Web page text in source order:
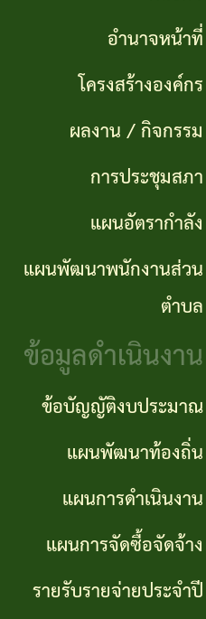
รายงาน
จัดซื้อ
จัดจ้าง
ข่าว
จัด
ซื้อ
จ้าง
ภาค
รัฐ
(e-
GP)
คู่มือ
การ
แผนการ
ดำเนิน
งาน
แผนการ
จัดซื้อ
ราย
จ่าย
ประจำ
ปี
รายงาน
ผลการ
ดำเนิน
กิจ
หน้าที่
โครงสร้าง
องค์กร
/
กิจกรรม
การ
ประชุม
สภา
แผน
อำนาจหน้าที่
โครงสร้างองค์กร
ผลงาน / กิจกรรม
การประชุมสภา
แผนอัตรากำลัง
แผนพัฒนาพนักงานส่วน
ตำบล
ข้อมูลดำเนินงาน
ข้อบัญญัติงบประมาณ
แผนพัฒนาท้องถิ่น
แผนการดำเนินงาน
แผนการจัดซื้อจัดจ้าง
รายรับรายจ่ายประจำปี